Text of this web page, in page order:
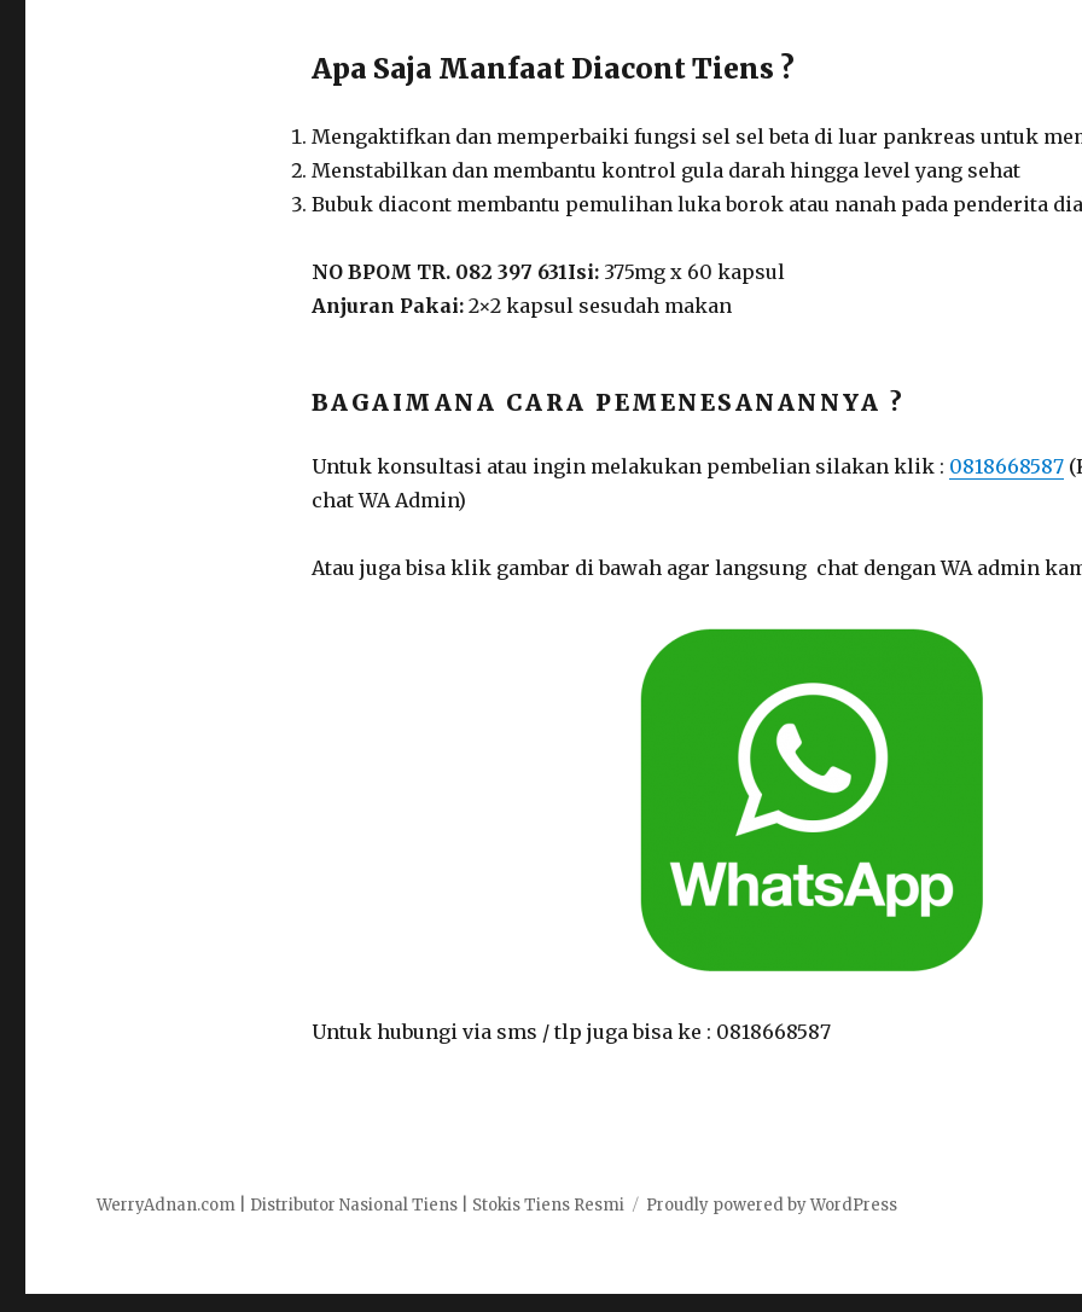
Apa Saja Manfaat Diacont Tiens ?
Mengaktifkan dan memperbaiki fungsi sel sel beta di luar pankreas untuk
Menstabilkan dan membantu kontrol gula darah hingga level yang sehat
Bubuk diacont membantu pemulihan luka borok atau nanah pada penderita
NO BPOM TR. 082 397 631Isi: 375mg x 60 kapsul
Anjuran Pakai:2×2 kapsul sesudah makan
BAGAIMANA CARA PEMENESANANNYA ?
Untuk konsultasi atau ingin melakukan pembelian silakan klik : 0818668587
chat WA Admin)
Atau juga bisa klik gambar di bawah agar langsung chat dengan WA admin
Untuk hubungi via sms / tlp juga bisa ke : 0818668587
WerryAdnan.com | Distributor Nasional Tiens | Stokis Tiens Resmi Proudly powered by WordPress